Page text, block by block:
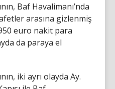
Baf Havalimanı’nda
arasına gizlenmiş
euro nakit para
da paraya el
iki ayrı olayda Ay.